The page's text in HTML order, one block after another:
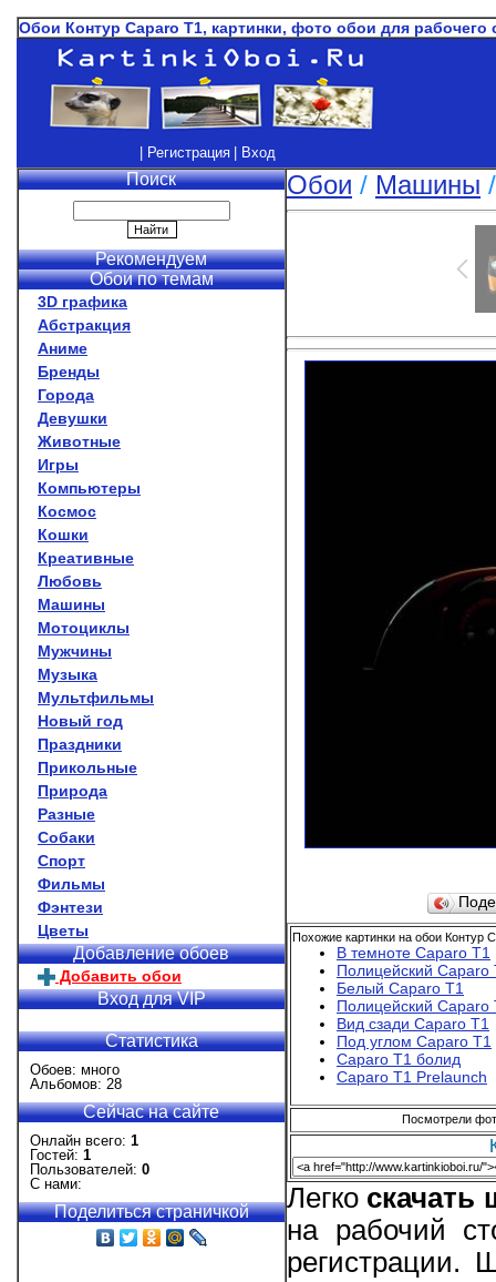
Обои Контур Caparo T1, картинки, фото обои для рабочего
| Регистрация | Вход
Поиск
Рекомендуем
Обои по темам
3D графика
Абстракция
Аниме
Бренды
Города
Девушки
Животные
Игры
Компьютеры
Космос
Кошки
Креативные
Любовь
Машины
Мотоциклы
Мужчины
Музыка
Мультфильмы
Новый год
Праздники
Прикольные
Природа
Разные
Собаки
Спорт
Фильмы
Фэнтези
Цветы
Добавление обоев
Добавить обои
Вход для VIP
Статистика
Обоев: много
Альбомов: 28
Сейчас на сайте
Онлайн всего: 1
Гостей: 1
Пользователей: 0
С нами:
Поделиться страничкой
Обои / Машины
Похожие картинки на обои Контур
В темноте Caparo T1
Полицейский Caparo
Белый Caparo T1
Полицейский Caparo
Вид сзади Caparo T1
Под углом Caparo T1
Caparo T1 болид
Caparo T1 Prelaunch
Посмотрели
Легко
на рабочий
регистрации.